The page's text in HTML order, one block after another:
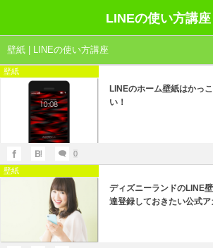
LINEの使い方講座
壁紙 | LINEの使い方講座
壁紙
LINEのホーム壁紙はかっ
い！
0
壁紙
ディズニーランドのLINE
達登録しておきたい公式ア